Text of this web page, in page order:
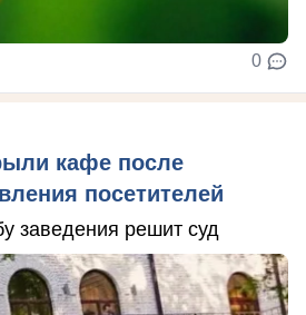
0
кафе после
посетителей
заведения решит суд